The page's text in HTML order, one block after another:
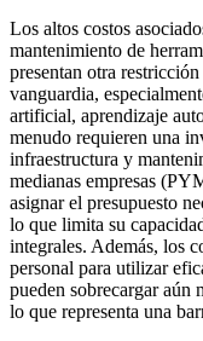
Los altos costos
mantenimiento de
presentan otra
vanguardia,
artificial, aprendizaje
menudo requieren una
infraestructura y
medianas empresas
asignar el presupuesto
lo que limita su
integrales. Además, los
personal para utilizar
pueden sobrecargar aún
lo que representa una